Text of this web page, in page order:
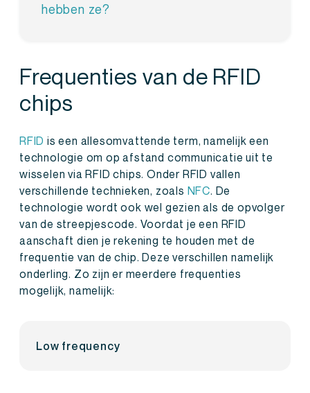
hebben ze?
Frequenties van de RFID
chips
RFID is een allesomvattende term, namelijk een
technologie om op afstand communicatie uit te
wisselen via RFID chips. Onder RFID vallen
verschillende technieken, zoals NFC. De
technologie wordt ook wel gezien als de opvolger
van de streepjescode. Voordat je een RFID
aanschaft dien je rekening te houden met de
frequentie van de chip. Deze verschillen namelijk
onderling. Zo zijn er meerdere frequenties
mogelijk, namelijk:
Low frequency